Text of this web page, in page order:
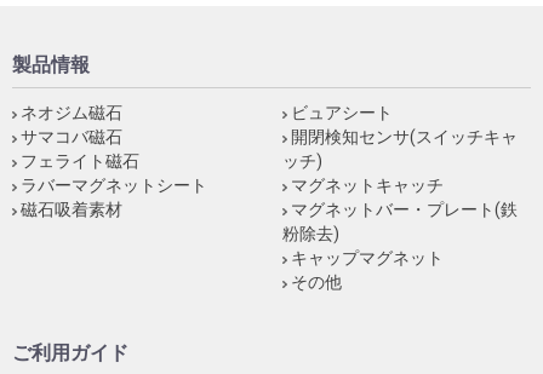
製品情報
ネオジム磁石
サマコバ磁石
フェライト磁石
ラバーマグネットシート
磁石吸着素材
ビュアシート
開閉検知センサ(スイッチキャ
ッチ)
マグネットキャッチ
マグネットバー・プレート(鉄
粉除去)
キャップマグネット
その他
ご利用ガイド